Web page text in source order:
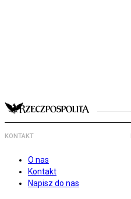
KONTAKT
O nas
Kontakt
Napisz do nas